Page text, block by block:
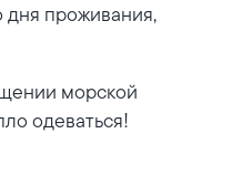
дня проживания,
морской
одеваться!